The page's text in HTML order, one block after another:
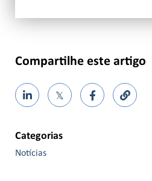
Compartilhe este artigo
𝕏
Categorias
Notícias